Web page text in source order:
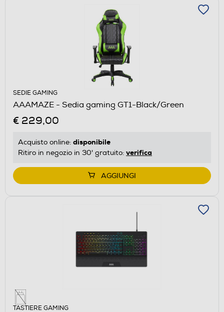
SEDIE GAMING
AAAMAZE - Sedia gaming GT1-Black/Green
€ 229,00
Acquisto online: disponibile
Ritiro in negozio in 30' gratuito: verifica
AGGIUNGI
TASTIERE GAMING